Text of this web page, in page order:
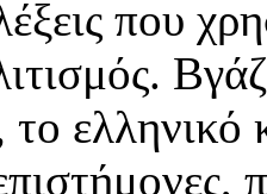
που
ελληνικό